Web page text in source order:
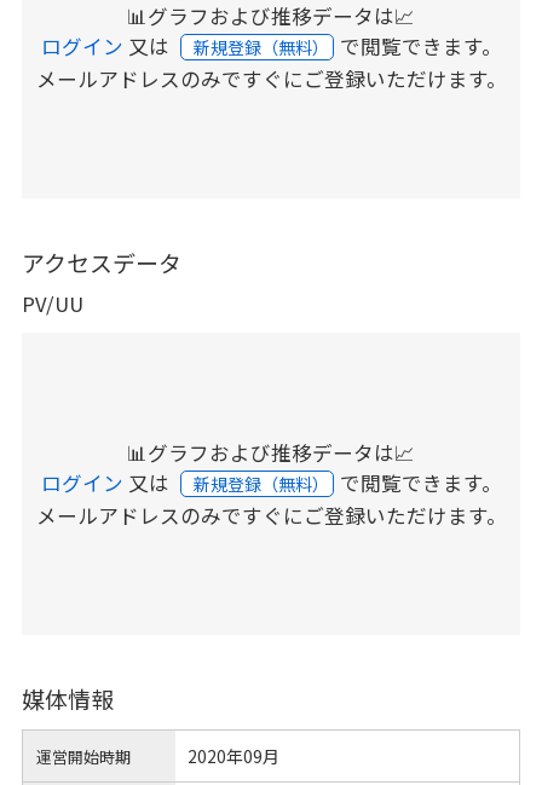
📊グラフおよび推移データは📈
ログイン 又は 新規登録（無料） で閲覧できます。
メールアドレスのみですぐにご登録いただけます。
アクセスデータ
PV/UU
📊グラフおよび推移データは📈
ログイン 又は 新規登録（無料） で閲覧できます。
メールアドレスのみですぐにご登録いただけます。
媒体情報
運営開始時期 2020年09月